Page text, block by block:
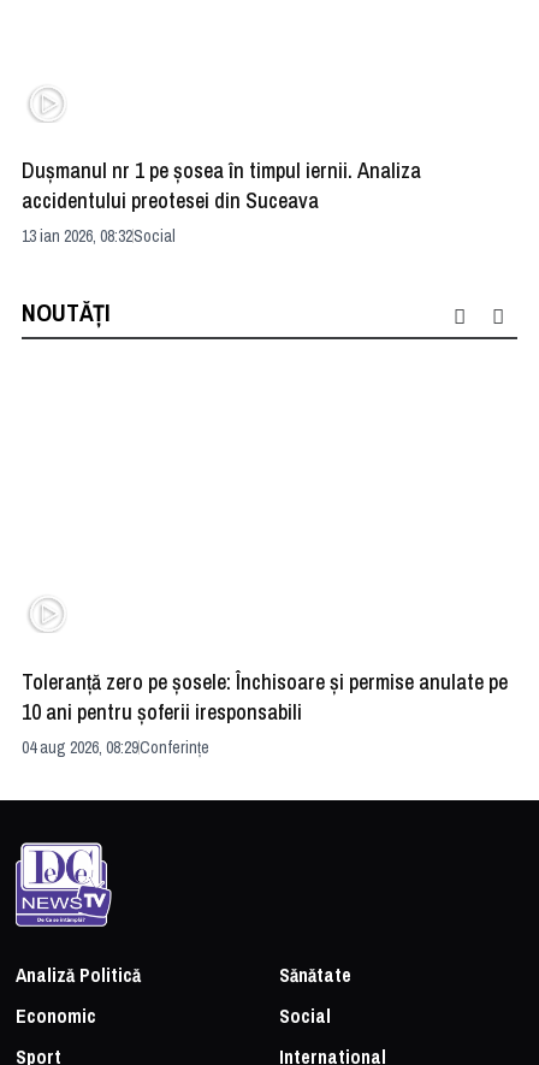
Duşmanul nr 1 pe şosea în timpul iernii. Analiza
accidentului preotesei din Suceava
13 ian 2026, 08:32Social
NOUTĂȚI
Toleranță zero pe șosele: Închisoare și permise anulate pe
10 ani pentru șoferii iresponsabili
04 aug 2026, 08:29Conferințe
Analiză Politică
Sănătate
Economic
Social
Sport
International